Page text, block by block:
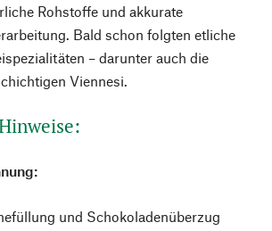
Rohstoffe und akkurate
Bald schon folgten etliche
– darunter auch die
Viennesi.
und Schokoladenüberzug